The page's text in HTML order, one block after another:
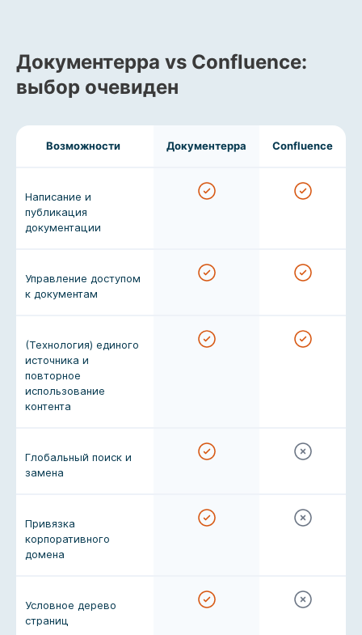
Документерра vs Confluence:
выбор очевиден
Возможности Документерра Confluence
Написание и
публикация
документации
Управление доступом
к документам
(Технология) единого
источника и
повторное
использование
контента
Глобальный поиск и
замена
Привязка
корпоративного
домена
Условное дерево
страниц